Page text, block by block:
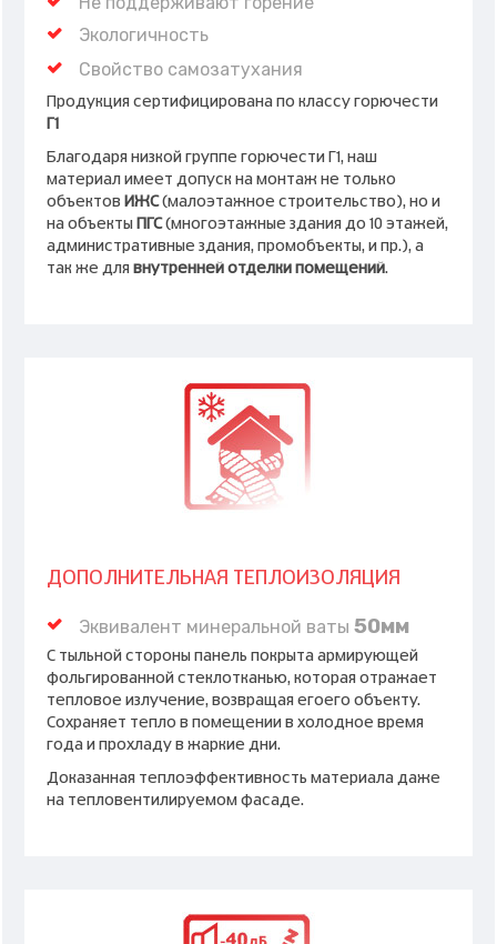
Экологичность
Свойство самозатухания
Продукция сертифицирована по классу горючести
Г1
Благодаря низкой группе горючести Г1, наш
материал имеет допуск на монтаж не только
объектов ИЖС(малоэтажное строительство), но и
на объекты ПГС(многоэтажные здания до 10 этажей,
административные здания, промобъекты, и пр.), а
так же для внутренней отделки помещений.
ДОПОЛНИТЕЛЬНАЯ ТЕПЛОИЗОЛЯЦИЯ
Эквивалент минеральной ваты 50мм
С тыльной стороны панель покрыта армирующей
фольгированной стеклотканью, которая отражает
тепловое излучение, возвращая егоего объекту.
Сохраняет тепло в помещении в холодное время
года и прохладу в жаркие дни.
Доказанная теплоэффективность материала даже
на тепловентилируемом фасаде.